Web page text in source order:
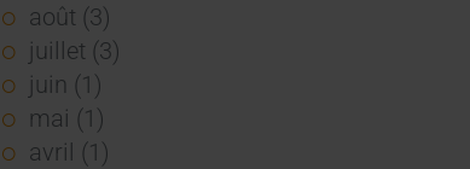
août (3)
juillet (3)
juin (1)
mai (1)
avril (1)